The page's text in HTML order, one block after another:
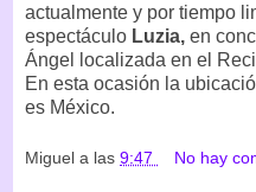
actualmente y por tiempo
espectáculo Luzia, en
Ángel localizada en el
En esta ocasión la
es México.
Miguel a las 9:47 No hay